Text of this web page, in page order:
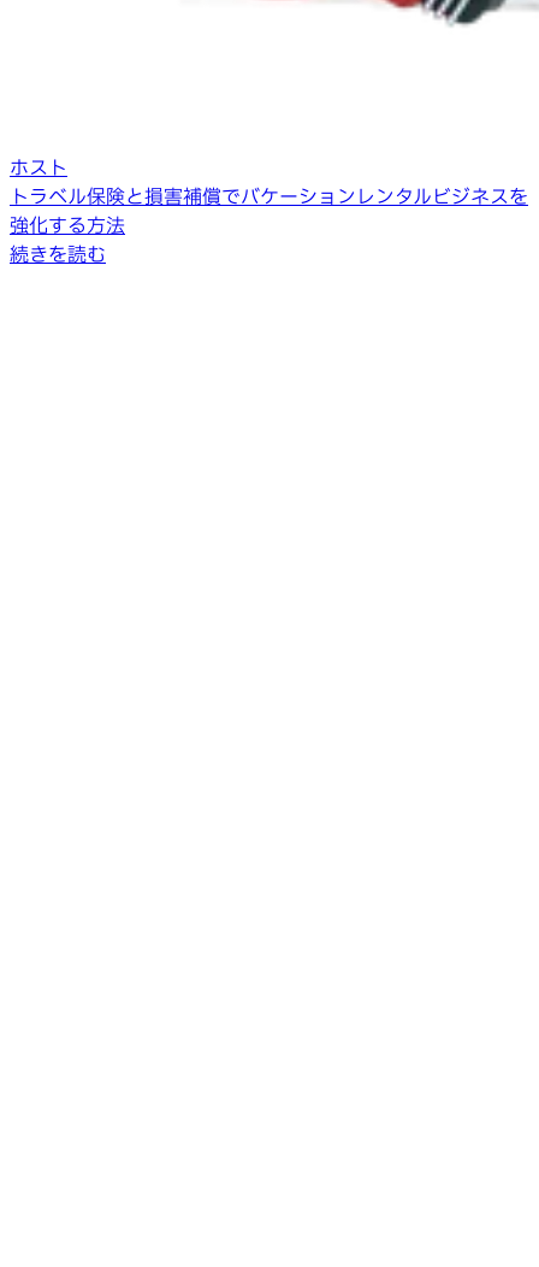
ホスト
トラベル保険と損害補償でバケーションレンタルビジネスを
強化する方法
続きを読む